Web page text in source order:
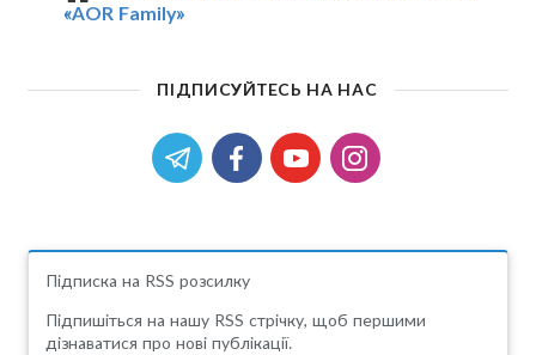
«AOR Family»
ПІДПИСУЙТЕСЬ НА НАС
Підписка на RSS розсилку
Підпишіться на нашу RSS стрічку, щоб першими
дізнаватися про нові публікації.